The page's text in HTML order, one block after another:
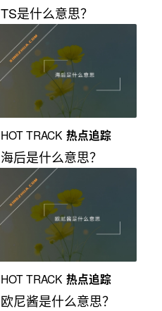
TS是什么意思？
HOT TRACK 热点追踪
海后是什么意思？
HOT TRACK 热点追踪
欧尼酱是什么意思？